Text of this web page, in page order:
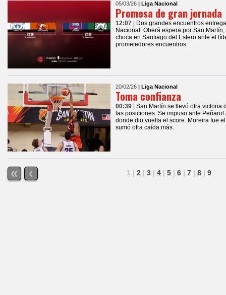
05/03/26 | Liga Nacional
Promesa de gran jornada
12:07
| Dos grandes encuentros
Nacional. Oberá espera por San
choca en Santiago del Estero ante el
prometedores encuentros.
20/02/26 | Liga Nacional
Toma confianza
00:39
| San Martín se llevó otra
las posiciones. Se impuso ante
donde dio vuelta el score. Moreira fue
sumó otra caída más.
« ‹ 1 | 2 | 3 | 4 | 5 | 6 | 7 | 8 | 9